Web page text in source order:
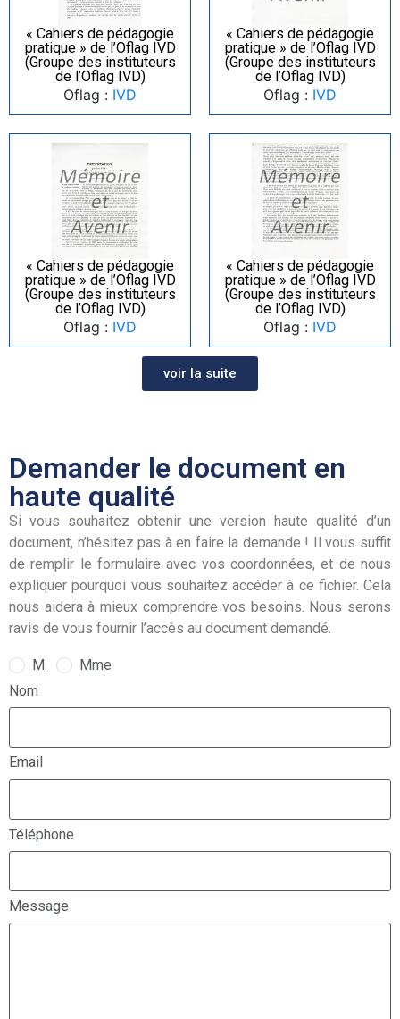
« Cahiers de pédagogie
pratique » de l’Oflag IVD
(Groupe des instituteurs
de l’Oflag IVD)
Oflag : IVD
« Cahiers de pédagogie
pratique » de l’Oflag IVD
(Groupe des instituteurs
de l’Oflag IVD)
Oflag : IVD
« Cahiers de pédagogie
pratique » de l’Oflag IVD
(Groupe des instituteurs
de l’Oflag IVD)
Oflag : IVD
« Cahiers de pédagogie
pratique » de l’Oflag IVD
(Groupe des instituteurs
de l’Oflag IVD)
Oflag : IVD
voir la suite
Demander le document en
haute qualité
Si vous souhaitez obtenir une version haute qualité d’un
document, n’hésitez pas à en faire la demande ! Il vous suffit
de remplir le formulaire avec vos coordonnées, et de nous
expliquer pourquoi vous souhaitez accéder à ce fichier. Cela
nous aidera à mieux comprendre vos besoins. Nous serons
ravis de vous fournir l’accès au document demandé.
M.
Mme
Nom
Email
Téléphone
Message